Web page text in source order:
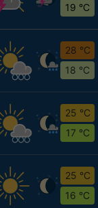
19 °C
28 °C
18 °C
25 °C
17 °C
25 °C
16 °C